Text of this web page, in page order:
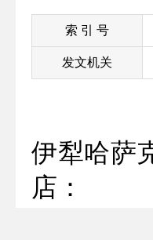
索 引 号
发文机关
伊犁哈萨
店：